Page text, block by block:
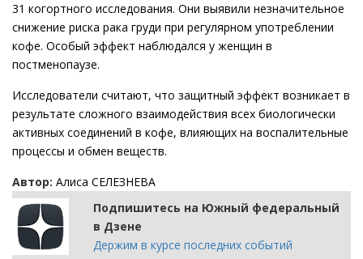
31 когортного исследования. Они выявили незначительное
снижение риска рака груди при регулярном употреблении
кофе. Особый эффект наблюдался у женщин в
постменопаузе.
Исследователи считают, что защитный эффект возникает в
результате сложного взаимодействия всех биологически
активных соединений в кофе, влияющих на воспалительные
процессы и обмен веществ.
Автор: Алиса СЕЛЕЗНЕВА
Подпишитесь на Южный федеральный
в Дзене
Держим в курсе последних событий